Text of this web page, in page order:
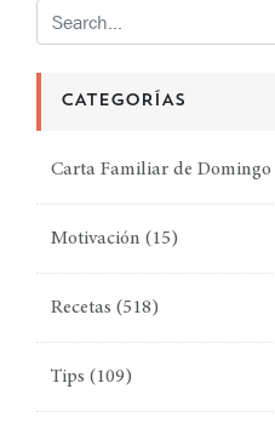
CATEGORÍAS
Carta Familiar de Domingo
Motivación (15)
Recetas (518)
Tips (109)